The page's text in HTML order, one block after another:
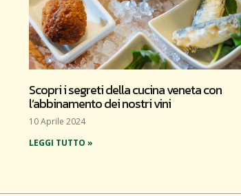
Scopri i segreti della cucina veneta con
l’abbinamento dei nostri vini
10 Aprile 2024
LEGGI TUTTO »